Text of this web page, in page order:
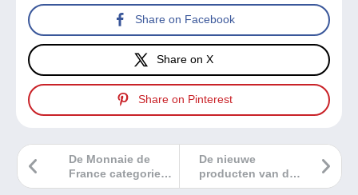
Share on Facebook
Share on X
Share on Pinterest
De nieuwe
producten van de
zomer op
De Monnaie de
France categorie
krijgt een